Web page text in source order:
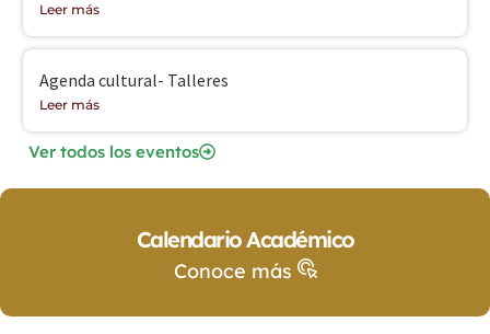
Leer más
Agenda cultural- Talleres
Leer más
Ver todos los eventos
Calendario Académico
Conoce más